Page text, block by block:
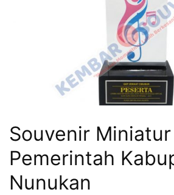
Souvenir Miniatur
Pemerintah
Nunukan